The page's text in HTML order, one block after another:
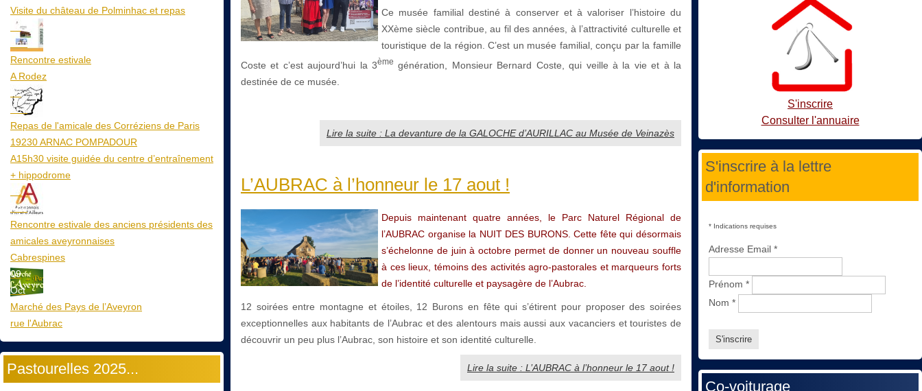
Visite du château de Polminhac et repas
12
Aoû
Rencontre estivale
A Rodez
23
Aoû
Repas de l'amicale des Corréziens de Paris
19230 ARNAC POMPADOUR
A15h30 visite guidée du centre d’entraînement
+ hippodrome
25
Aoû
Rencontre estivale des anciens présidents des
amicales aveyronnaises
Cabrespines
09
Oct
Marché des Pays de l’Aveyron
rue l'Aubrac
Pastourelles 2025...
Ce musée familial destiné à conserver et à valoriser l’histoire du
XXème siècle contribue, au fil des années, à l’attractivité culturelle et
touristique de la région. C’est un musée familial, conçu par la famille
Coste et c’est aujourd’hui la 3ème génération, Monsieur Bernard Coste, qui veille à la vie et à la
destinée de ce musée.
Lire la suite : La devanture de la GALOCHE d’AURILLAC au Musée de Veinazès
L’AUBRAC à l’honneur le 17 aout !
Depuis maintenant quatre années, le Parc Naturel Régional de
l’AUBRAC organise la NUIT DES BURONS. Cette fête qui désormais
s’échelonne de juin à octobre permet de donner un nouveau souffle
à ces lieux, témoins des activités agro-pastorales et marqueurs forts
de l’identité culturelle et paysagère de l’Aubrac.
12 soirées entre montagne et étoiles, 12 Burons en fête qui s’étirent pour proposer des soirées
exceptionnelles aux habitants de l’Aubrac et des alentours mais aussi aux vacanciers et touristes de
découvrir un peu plus l’Aubrac, son histoire et son identité culturelle.
Lire la suite : L’AUBRAC à l’honneur le 17 aout !
S'inscrire
Consulter l'annuaire
S'inscrire à la lettre
d'information
* Indications requises
Adresse Email *
Prénom *
Nom *
Co-voiturage